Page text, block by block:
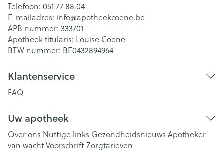
Telefoon: 051 77 88 04
E-mailadres: info@apotheekcoene.be
APB nummer: 333701
Apotheek titularis: Louise Coene
BTW nummer: BE0432894964
Klantenservice
FAQ
Uw apotheek
Over ons Nuttige links Gezondheidsnieuws Apotheker
van wachtVoorschriftZorgtarieven